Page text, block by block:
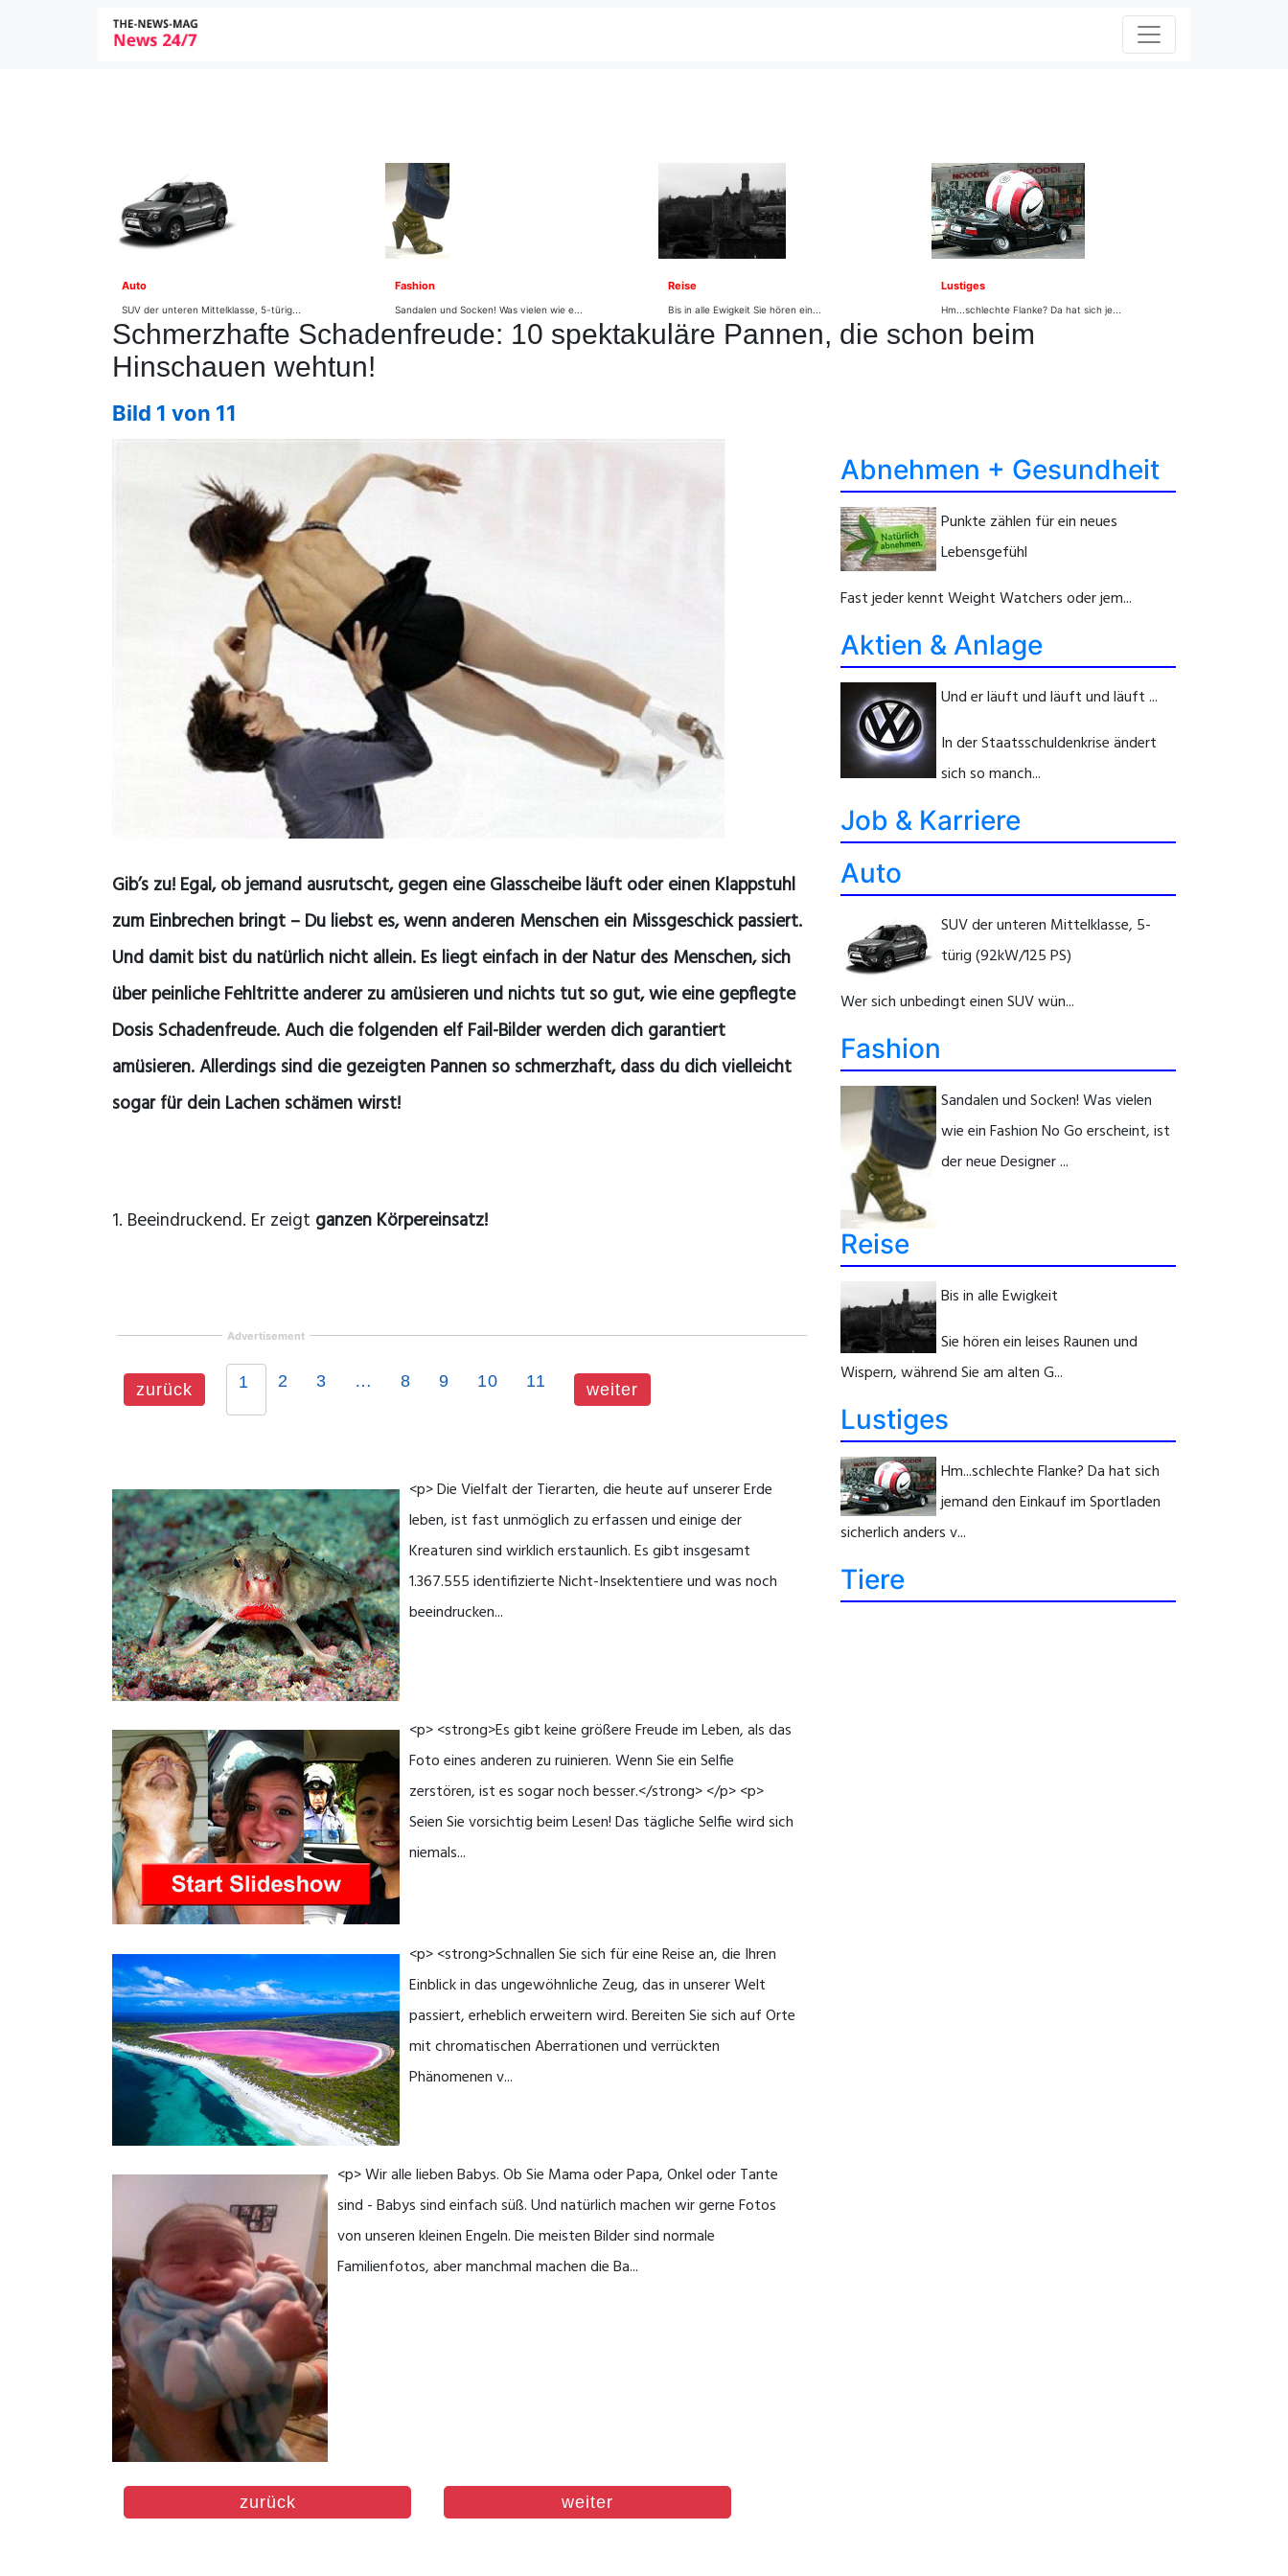
Auto
SUV der unteren Mittelklasse, 5-türig...
Fashion
Sandalen und Socken! Was vielen wie e...
Reise
Bis in alle Ewigkeit Sie hören ein...
Lustiges
Hm...schlechte Flanke? Da hat sich je...
Schmerzhafte Schadenfreude: 10 spektakuläre Pannen, die schon beim
Hinschauen wehtun!
Bild 1 von 11
Gib’s zu! Egal, ob jemand ausrutscht, gegen eine Glasscheibe läuft oder einen Klappstuhl
zum Einbrechen bringt – Du liebst es, wenn anderen Menschen ein Missgeschick passiert.
Und damit bist du natürlich nicht allein. Es liegt einfach in der Natur des Menschen, sich
über peinliche Fehltritte anderer zu amüsieren und nichts tut so gut, wie eine gepflegte
Dosis Schadenfreude. Auch die folgenden elf Fail-Bilder werden dich garantiert
amüsieren. Allerdings sind die gezeigten Pannen so schmerzhaft, dass du dich vielleicht
sogar für dein Lachen schämen wirst!
1. Beeindruckend. Er zeigt ganzen Körpereinsatz!
Advertisement
zurück 1 2 3 … 8 9 10 11 weiter
<p> Die Vielfalt der Tierarten, die heute auf unserer Erde
leben, ist fast unmöglich zu erfassen und einige der
Kreaturen sind wirklich erstaunlich. Es gibt insgesamt
1.367.555 identifizierte Nicht-Insektentiere und was noch
beeindrucken...
<p> <strong>Es gibt keine größere Freude im Leben, als das
Foto eines anderen zu ruinieren. Wenn Sie ein Selfie
zerstören, ist es sogar noch besser.</strong> </p> <p>
Seien Sie vorsichtig beim Lesen! Das tägliche Selfie wird sich
niemals...
<p> <strong>Schnallen Sie sich für eine Reise an, die Ihren
Einblick in das ungewöhnliche Zeug, das in unserer Welt
passiert, erheblich erweitern wird. Bereiten Sie sich auf Orte
mit chromatischen Aberrationen und verrückten
Phänomenen v...
<p> Wir alle lieben Babys. Ob Sie Mama oder Papa, Onkel oder Tante
sind - Babys sind einfach süß. Und natürlich machen wir gerne Fotos
von unseren kleinen Engeln. Die meisten Bilder sind normale
Familienfotos, aber manchmal machen die Ba...
zurück weiter
Abnehmen + Gesundheit
Punkte zählen für ein neues
Lebensgefühl
Fast jeder kennt Weight Watchers oder jem...
Aktien & Anlage
Und er läuft und läuft und läuft ...
In der Staatsschuldenkrise ändert
sich so manch...
Job & Karriere
Auto
SUV der unteren Mittelklasse, 5-
türig (92kW/125 PS)
Wer sich unbedingt einen SUV wün...
Fashion
Sandalen und Socken! Was vielen
wie ein Fashion No Go erscheint, ist
der neue Designer ...
Reise
Bis in alle Ewigkeit
Sie hören ein leises Raunen und
Wispern, während Sie am alten G...
Lustiges
Hm...schlechte Flanke? Da hat sich
jemand den Einkauf im Sportladen
sicherlich anders v...
Tiere